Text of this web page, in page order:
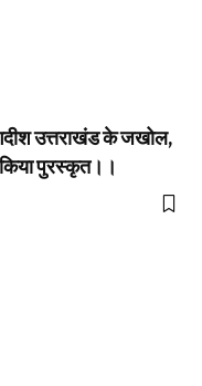
उत्तराखंड के जखोल,
किया पुरस्कृत।।